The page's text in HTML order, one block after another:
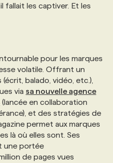
fallait les captiver. Et les
pour les marques
volatile. Offrant un
balado, vidéo, etc.),
via sa nouvelle agence
(lancée en collaboration
et des stratégies de
permet aux marques
là où elles sont. Ses
une portée
de pages vues